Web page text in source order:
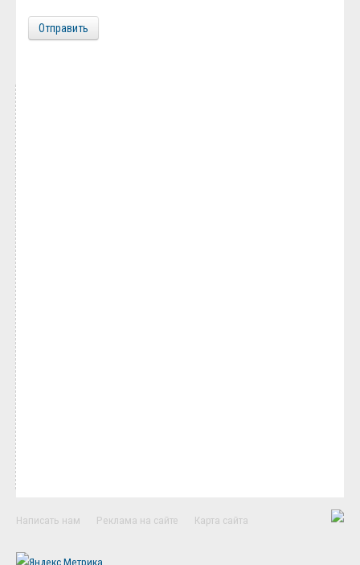
Отправить
Написать нам Реклама на сайте Карта сайта